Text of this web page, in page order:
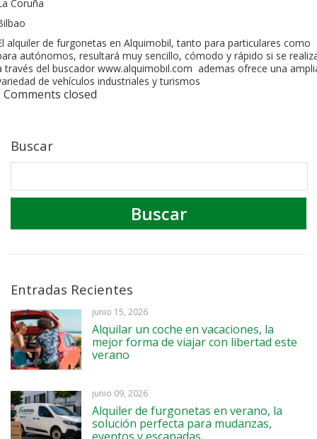
Coruña
alquiler de furgonetas en Alquimobil, tanto para particulares como
autónomos, resultará muy sencillo, cómodo y rápido si se
través del buscador www.alquimobil.com ademas ofrece una
de vehículos industriales y turismos
Comments closed
Buscar
Entradas Recientes
junio 15, 2026
Alquilar un coche en vacaciones, la
mejor forma de viajar con libertad este
verano
junio 09, 2026
Alquiler de furgonetas en verano, la
solución perfecta para mudanzas,